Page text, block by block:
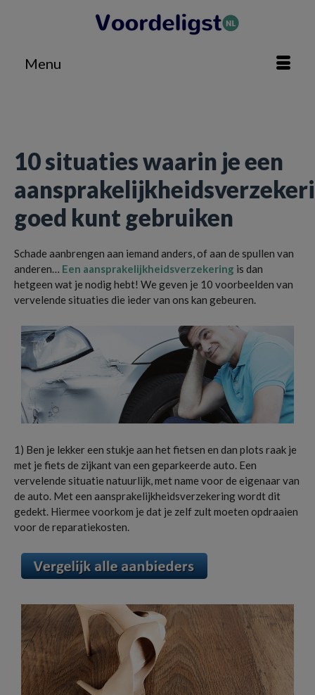
Menu
10 situaties waarin je een
goed kunt gebruiken
Schade aanbrengen aan iemand anders, of aan de spullen van
anderen… Een aansprakelijkheidsverzekering is dan
hetgeen wat je nodig hebt! We geven je 10 voorbeelden van
vervelende situaties die ieder van ons kan gebeuren.
1) Ben je lekker een stukje aan het fietsen en dan plots raak je
met je fiets de zijkant van een geparkeerde auto. Een
vervelende situatie natuurlijk, met name voor de eigenaar van
de auto. Met een aansprakelijkheidsverzekering wordt dit
gedekt. Hiermee voorkom je dat je zelf zult moeten opdraaien
voor de reparatiekosten.